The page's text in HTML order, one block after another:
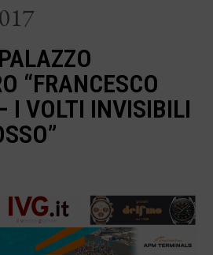
“FRANCESCO
I VOLTI INVISIBILI